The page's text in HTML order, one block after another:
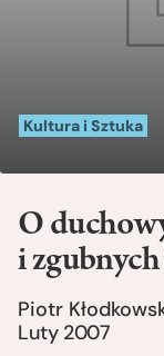
Kultura i Sztuka
O
i
Piotr
Luty 2007